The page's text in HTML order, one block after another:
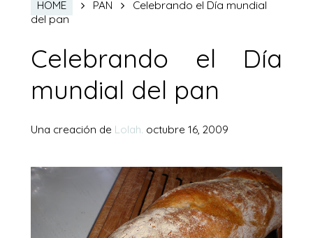
HOME PAN
Celebrando el Día mundial
del pan
Celebrando el Día
mundial del pan
Una creación de Lolah. octubre 16, 2009